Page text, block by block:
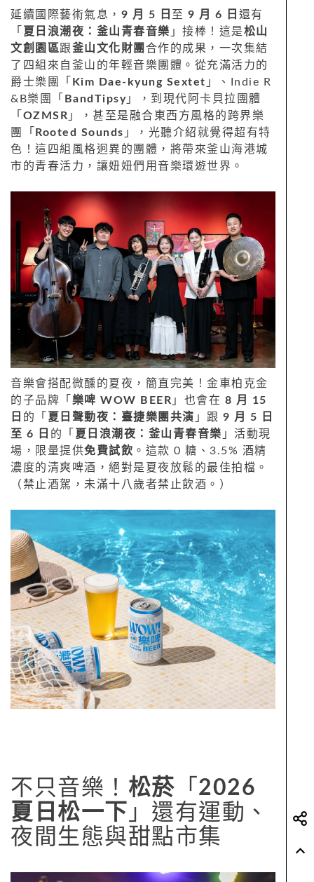
延續國際藝術氣息， 9 月 5 日 至 9 月 6 日 還有
「 夏日浪潮夜：釜山青春音樂 」接棒！這是松山
文創園區跟釜山文化財團 合作的成果，一次集結
了四組來自釜山的年輕音樂團體。從充滿活力的
爵士樂團「 Kim Dae-kyung Sextet 」、Indie R
&B樂團「 BandTipsy 」，到現代阿卡貝拉團體
「 OZMSR 」，甚至是融合東西方風格的跨界樂
團「 Rooted Sounds 」，光聽介紹就覺得超有特
色！這四組風格迥異的團體，將帶來釜山海港城
市的青春活力，讓妞妞們用音樂環遊世界。
音樂會搭配微醺的夏夜，簡直完美！金車柏克金
的子品牌「 樂啤 WOW BEER 」也會在 8 月 15
日 的「 夏日聲動夜：臺捷樂團共演 」跟 9 月 5 日
至 6 日 的「 夏日浪潮夜：釜山青春音樂 」活動現
場，限量提供免費試飲 。這款 0 糖、3.5% 酒精
濃度的清爽啤酒，絕對是夏夜放鬆的最佳拍檔。
（禁止酒駕，未滿十八歲者禁止飲酒。）
不只音樂！ 松菸 「 2026
夏日松一下 」還有運動、
夜間生態與甜點市集